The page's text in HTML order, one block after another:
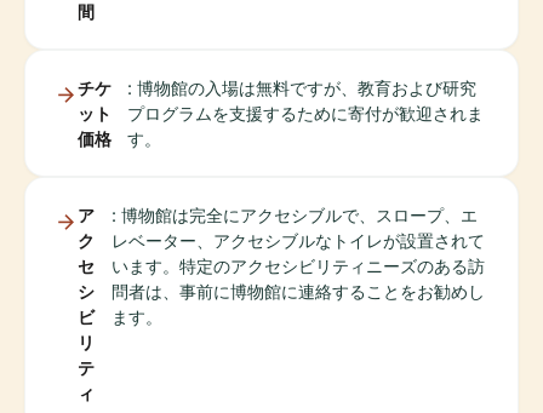
間
チケ
ット
価格
: 博物館の入場は無料ですが、教育および研究
プログラムを支援するために寄付が歓迎されま
す。
ア
ク
セ
シ
ビ
リ
テ
ィ
: 博物館は完全にアクセシブルで、スロープ、エ
レベーター、アクセシブルなトイレが設置されて
います。特定のアクセシビリティニーズのある訪
問者は、事前に博物館に連絡することをお勧めし
ます。